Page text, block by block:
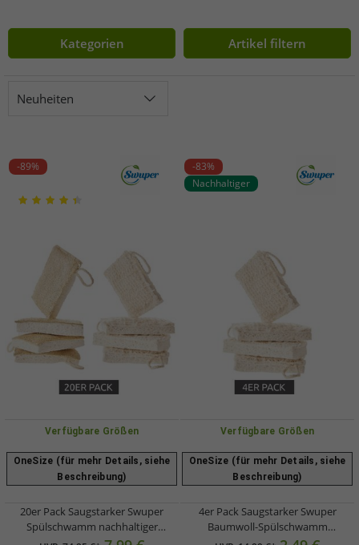
Kategorien Artikel filtern
Neuheiten
-89%
Verfügbare Größen
OneSize (für mehr Details, siehe
Beschreibung)
20er Pack Saugstarker Swuper
Spülschwamm nachhaltiger
Schwamm Putzmittel aus Luffa oder
-83%
Nachhaltiger
Verfügbare Größen
OneSize (für mehr Details, siehe
Beschreibung)
4er Pack Saugstarker Swuper
Baumwoll-Spülschwamm
nachhaltiger Schwamm Putzmittel